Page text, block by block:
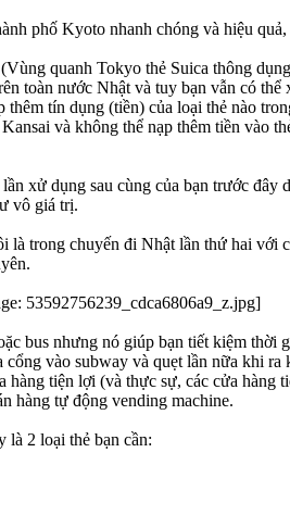
phố Kyoto nhanh chóng và hiệu
quanh Tokyo thẻ Suica thông
toàn nước Nhật và tuy bạn vẫn có
tín dụng (tiền) của loại thẻ nào
và không thể nạp thêm tiền vào
xử dụng sau cùng của bạn trước đây
vô giá trị.
là trong chuyến đi Nhật lần thứ hai với
bus nhưng nó giúp bạn tiết kiệm thời
vào subway và quẹt lần nữa khi
tiện lợi (và thực sự, các cửa hàng
hàng tự động vending machine.
là 2 loại thẻ bạn cần: